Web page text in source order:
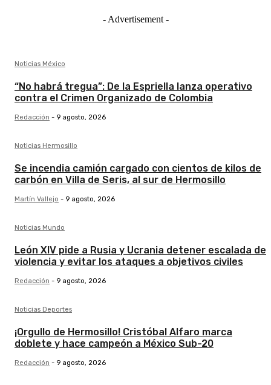
- Advertisement -
Noticias México
“No habrá tregua”: De la Espriella lanza operativo
contra el Crimen Organizado de Colombia
Redacción - 9 agosto, 2026
Noticias Hermosillo
Se incendia camión cargado con cientos de kilos de
carbón en Villa de Seris, al sur de Hermosillo
Martín Vallejo - 9 agosto, 2026
Noticias Mundo
León XIV pide a Rusia y Ucrania detener escalada de
violencia y evitar los ataques a objetivos civiles
Redacción - 9 agosto, 2026
Noticias Deportes
¡Orgullo de Hermosillo! Cristóbal Alfaro marca
doblete y hace campeón a México Sub-20
Redacción - 9 agosto, 2026